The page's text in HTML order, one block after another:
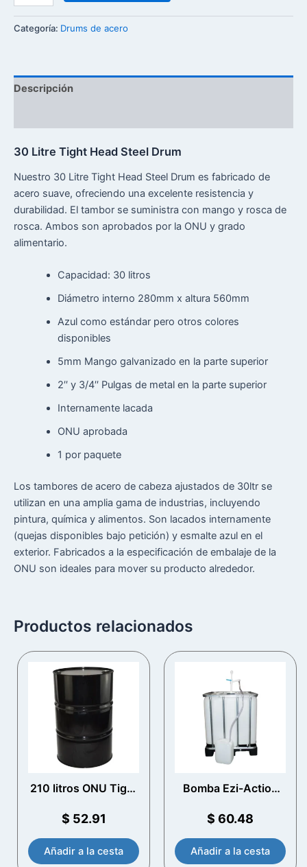
Categoría: Drums de acero
Descripción
30 Litre Tight Head Steel Drum
Nuestro 30 Litre Tight Head Steel Drum es fabricado de
acero suave, ofreciendo una excelente resistencia y
durabilidad. El tambor se suministra con mango y rosca de
rosca. Ambos son aprobados por la ONU y grado
alimentario.
Capacidad: 30 litros
Diámetro interno 280mm x altura 560mm
Azul como estándar pero otros colores
disponibles
5mm Mango galvanizado en la parte superior
2′′ y 3/4′′ Pulgas de metal en la parte superior
Internamente lacada
ONU aprobada
1 por paquete
Los tambores de acero de cabeza ajustados de 30ltr se
utilizan en una amplia gama de industrias, incluyendo
pintura, química y alimentos. Son lacados internamente
(quejas disponibles bajo petición) y esmalte azul en el
exterior. Fabricados a la especificación de embalaje de la
ONU son ideales para mover su producto alrededor.
Productos relacionados
210 litros ONU Tight
(Plain Interior)
$ 52.91
Añadir a la cesta
Bomba Ezi-Action
$ 60.48
Añadir a la cesta